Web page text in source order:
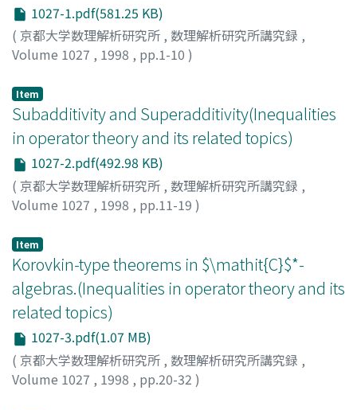
1027-1.pdf(581.25 KB)
( 京都大学数理解析研究所 , 数理解析研究所講究録 ,
Volume 1027 , 1998 , pp.1-10 )
Item
Subadditivity and Superadditivity(Inequalities
in operator theory and its related topics)
1027-2.pdf(492.98 KB)
( 京都大学数理解析研究所 , 数理解析研究所講究録 ,
Volume 1027 , 1998 , pp.11-19 )
Item
Korovkin-type theorems in $\mathit{C}$*-
algebras.(Inequalities in operator theory and its
related topics)
1027-3.pdf(1.07 MB)
( 京都大学数理解析研究所 , 数理解析研究所講究録 ,
Volume 1027 , 1998 , pp.20-32 )